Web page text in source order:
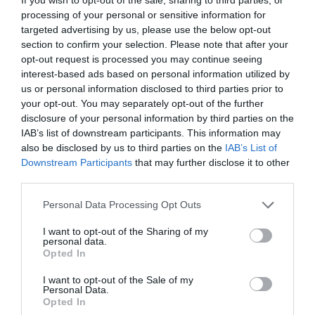
processing of your personal or sensitive information for
targeted advertising by us, please use the below opt-out
section to confirm your selection. Please note that after your
opt-out request is processed you may continue seeing
interest-based ads based on personal information utilized by
us or personal information disclosed to third parties prior to
your opt-out. You may separately opt-out of the further
disclosure of your personal information by third parties on the
IAB’s list of downstream participants. This information may
also be disclosed by us to third parties on the IAB’s List of
Downstream Participants that may further disclose it to other
Personal Data Processing Opt Outs
I want to opt-out of the Sharing of my
personal data.
Opted In
I want to opt-out of the Sale of my
Personal Data.
Opted In
cielo, los culpables de
cambio
No hay muchos documentos de los inicios de
Rosalía. Apenas un video de una actuación, en
vivo en el clubJazzSíde Barcelona, de un
espectáculo entre lo flamenco y lo jazzístico. De
allí, el “nuevo flamenco” la hizo saltar a la fama.
Desde entonces, la evolución musical de Rosalía la
llevó por nuevos caminos después de algunos
Goooo soy muy mía, yo me transformo…
Una de las artífices de su explosión es su
manager,Rebeca León